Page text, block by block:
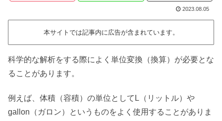
2023.08.05
本サイトでは記事内に広告が含まれています。
科学的な解析をする際によく単位変換（換算）が必要とな
ることがあります。
例えば、体積（容積）の単位としてL（リットル）や
gallon（ガロン）というものをよく使用することがありま